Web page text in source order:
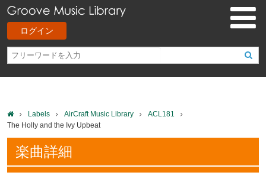
ログイン
Labels AirCraft Music Library
ACL181
The Holly and the Ivy Upbeat
楽曲詳細